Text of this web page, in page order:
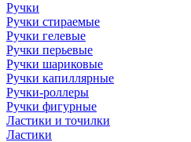
Ручки
Ручки стираемые
Ручки гелевые
Ручки перьевые
Ручки шариковые
Ручки капиллярные
Ручки-роллеры
Ручки фигурные
Ластики и точилки
Ластики